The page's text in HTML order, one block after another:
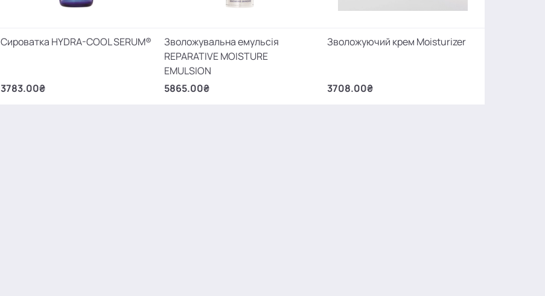
Сироватка HYDRA-COOL SERUM®
3783.00₴
Зволожувальна емульсія
REPARATIVE MOISTURE
EMULSION
5865.00₴
Зволожуючий крем Moisturizer
3708.00₴